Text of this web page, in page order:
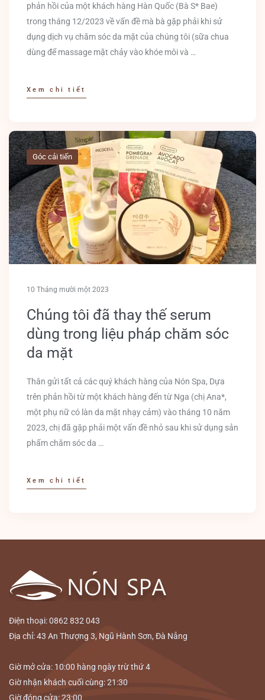
phản hồi của một khách hàng Hàn Quốc (Bà S* Bae)
trong tháng 12/2023 về vấn đề mà bà gặp phải khi sử
dụng dịch vụ chăm sóc da mặt của chúng tôi (sữa chua
dùng để massage mặt chảy vào khóe môi và …
Xem chi tiết
Góc cải tiến
10 Tháng mười một 2023
Chúng tôi đã thay thế serum
dùng trong liệu pháp chăm sóc
da mặt
Thân gửi tất cả các quý khách hàng của Nón Spa, Dựa
trên phản hồi từ một khách hàng đến từ Nga (chị Ana*,
một phụ nữ có làn da mặt nhạy cảm) vào tháng 10 năm
2023, chị đã gặp phải một vấn đề nhỏ sau khi sử dụng sản
phẩm chăm sóc da …
Xem chi tiết
Điện thoại: 0862 832 043
Địa chỉ: 43 An Thượng 3, Ngũ Hành Sơn, Đà Nẵng
Giờ mở cửa: 10:00 hàng ngày trừ thứ 4
Giờ nhận khách cuối cùng: 21:30
Giờ đóng cửa: 23:00